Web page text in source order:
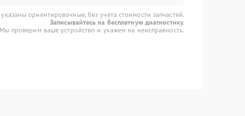
ориентировочные, без учета стоимости запчастей.
Записывайтесь на бесплатную диагностику.
Мы проверим ваше устройство и укажем на неисправность.